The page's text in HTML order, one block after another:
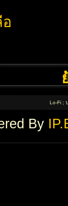
Lo-Fi ;
By